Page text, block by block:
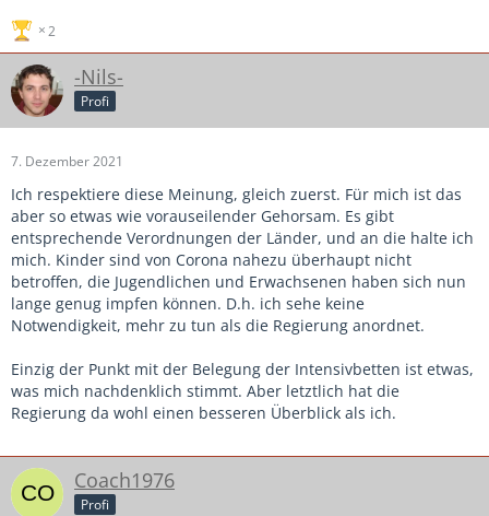
2
-Nils-
Profi
7. Dezember 2021
Ich respektiere diese Meinung, gleich zuerst. Für mich ist das
aber so etwas wie vorauseilender Gehorsam. Es gibt
entsprechende Verordnungen der Länder, und an die halte ich
mich. Kinder sind von Corona nahezu überhaupt nicht
betroffen, die Jugendlichen und Erwachsenen haben sich nun
lange genug impfen können. D.h. ich sehe keine
Notwendigkeit, mehr zu tun als die Regierung anordnet.
Einzig der Punkt mit der Belegung der Intensivbetten ist etwas,
was mich nachdenklich stimmt. Aber letztlich hat die
Regierung da wohl einen besseren Überblick als ich.
Coach1976
Profi